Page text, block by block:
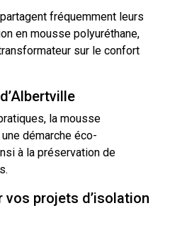
fréquemment leurs
en mousse polyuréthane,
sur le confort
la mousse
démarche éco-
à la préservation de
projets d’isolation